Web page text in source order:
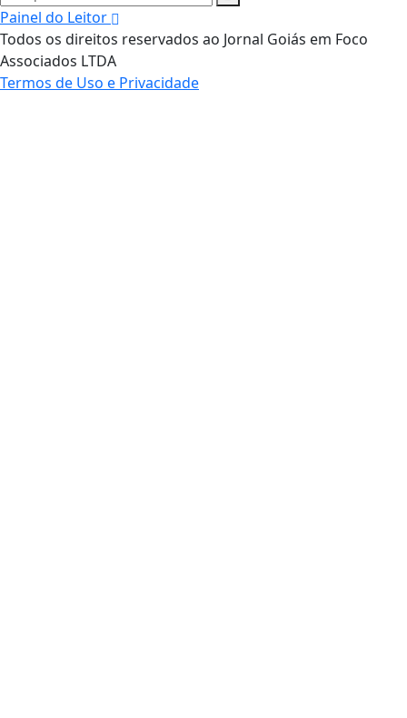
Painel do Leitor
Todos os direitos reservados ao Jornal Goiás em Foco
Associados LTDA
Termos de Uso e Privacidade